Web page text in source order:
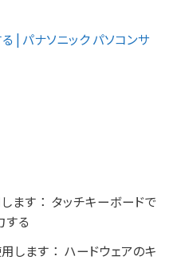
| パナソニック パソコンサ
ます ： タッチキーボードで
する
します ： ハードウェアのキ